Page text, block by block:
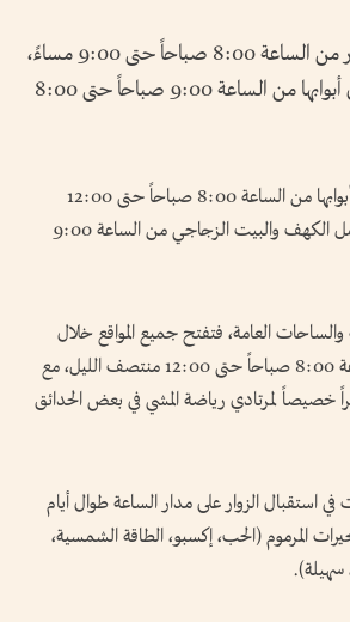
ويستقبل برواز دبي الزوار من الساعة 8:00 صباحاً حتى 9:00 مساءً،
بينما تفتح مدينة الطفل أبوابها من الساعة 9:00 صباحاً حتى 8:00
أما الحديقة القرآنية فتفتح أبوابها من الساعة 8:00 صباحاً حتى 12:00
منتصف الليل، في حين يعمل الكهف والبيت الزجاجي من الساعة 9:00
العامة، فتفتح جميع المواقع خلال
العطلات الرسمية من الساعة 8:00 صباحاً حتى 12:00 منتصف الليل، مع
خصيصاً لمرتادي رياضة المشي في بعض الحدائق
استقبال الزوار على مدار الساعة طوال أيام
وتشمل بحيرات المرموم (الحب، إكسبو، الطاقة الشمسية،
سهيلة).